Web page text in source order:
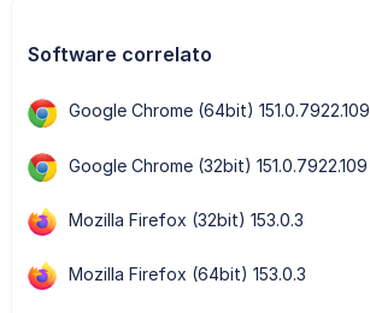
Software correlato
Google Chrome (64bit) 151.0.7922.109
Google Chrome (32bit) 151.0.7922.109
Mozilla Firefox (32bit) 153.0.3
Mozilla Firefox (64bit) 153.0.3